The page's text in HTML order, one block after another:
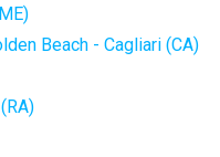
Beach - Cagliari (CA)